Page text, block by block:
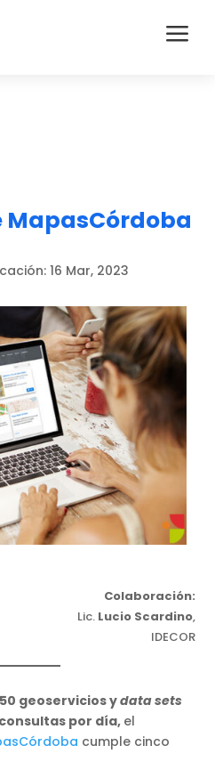
a
MapasCórdoba
16 Mar, 2023
Colaboración:
Lic. Lucio Scardino,
IDECOR
geoservicios ydata sets
por día, el
cumple cinco